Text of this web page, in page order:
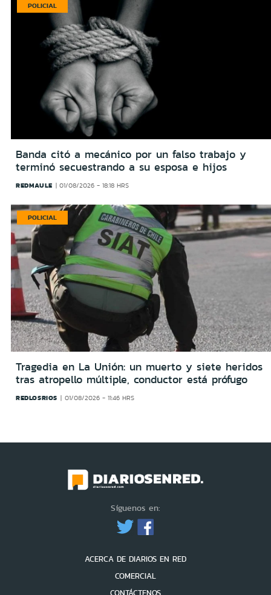
POLICIAL
Banda citó a mecánico por un falso trabajo y
terminó secuestrando a su esposa e hijos
REDMAULE 01/08/2026 - 18:18 HRS
POLICIAL
Tragedia en La Unión: un muerto y siete heridos
tras atropello múltiple, conductor está prófugo
REDLOSRIOS 01/08/2026 - 11:46 HRS
Síguenos en:
ACERCA DE DIARIOS EN RED
COMERCIAL